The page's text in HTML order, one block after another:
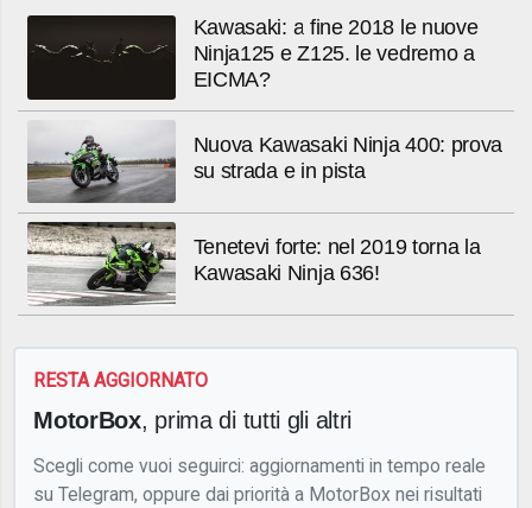
Kawasaki: a fine 2018 le nuove
Ninja125 e Z125. le vedremo a
EICMA?
Nuova Kawasaki Ninja 400: prova
su strada e in pista
Tenetevi forte: nel 2019 torna la
Kawasaki Ninja 636!
RESTA AGGIORNATO
MotorBox, prima di tutti gli altri
Scegli come vuoi seguirci: aggiornamenti in tempo reale
su Telegram, oppure dai priorità a MotorBox nei risultati